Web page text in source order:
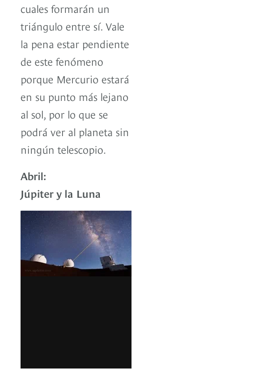
cuales formarán un
triángulo entre sí. Vale
la pena estar pendiente
de este fenómeno
porque Mercurio estará
en su punto más lejano
al sol, por lo que se
podrá ver al planeta sin
ningún telescopio.
Abril:
Júpiter y la Luna